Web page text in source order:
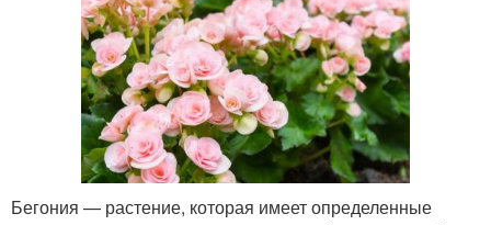
Бегония — растение, которая имеет определенные